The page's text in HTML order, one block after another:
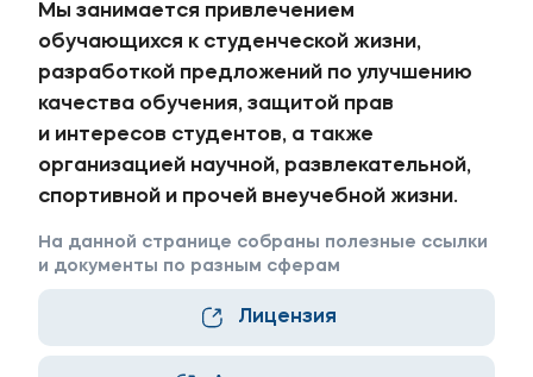
Карьера
Аспирантура
Институт дополнительного образования
Уровни образования
Среднее профессиональное образование
Высшее образование в МФЮА
Аспирантура
Дополнительное образование
Мы занимается привлечением
обучающихся к студенческой жизни,
разработкой предложений по улучшению
качества обучения, защитой прав
и интересов студентов, а также
организацией научной, развлекательной,
спортивной и прочей внеучебной жизни.
На данной странице собраны полезные ссылки
и документы по разным сферам
Лицензия